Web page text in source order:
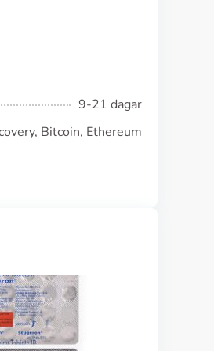
9-21 dagar
Bitcoin, Ethereum